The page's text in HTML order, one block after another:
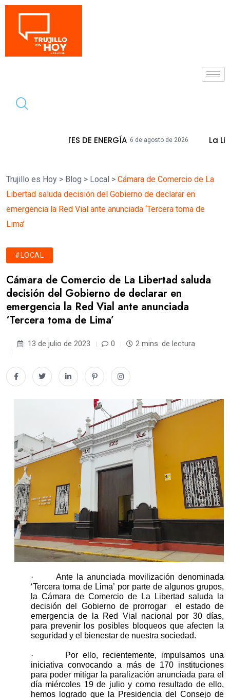
6 de agosto de 2026 La Libertad Acumula
Trujillo es Hoy > Blog > Local > Cámara de Comercio de La
Libertad saluda decisión del Gobierno de declarar en
emergencia la Red Vial ante anunciada ‘Tercera toma de
Lima’
#LOCAL
Cámara de Comercio de La Libertad saluda
decisión del Gobierno de declarar en
emergencia la Red Vial ante anunciada
‘Tercera toma de Lima’
13 de julio de 2023 0 2 mins. de lectura
·
Ante la anunciada movilización denominada
‘Tercera toma de Lima’ por parte de algunos grupos,
la Cámara de Comercio de La Libertad saluda la
decisión del Gobierno de prorrogar el estado de
emergencia de la Red Vial nacional por 30 días,
para prevenir los posibles bloqueos que afecten la
seguridad y el bienestar de nuestra sociedad.
·
Por ello, recientemente, impulsamos una
iniciativa convocando a más de 170 instituciones
para poder mitigar la paralización anunciada para el
día miércoles 19 de julio y como resultado de ello,
hemos logrado que la Presidencia del Consejo de